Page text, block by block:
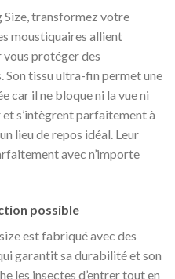
transformez votre
moustiquaires allient
protéger des
Son tissu ultra-fin permet une
car il ne bloque ni la vue ni
et s’intègrent parfaitement à
lieu de repos idéal. Leur
avec n’importe
possible
est fabriqué avec des
garantit sa durabilité et son
les insectes d’entrer tout en